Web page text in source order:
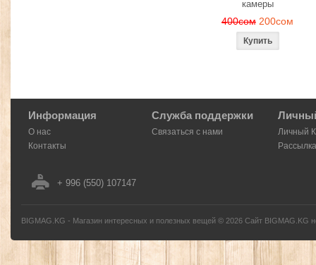
камеры
400сом 200сом
Информация
О нас
Контакты
Служба поддержки
Связаться с нами
Личный
Рассылка
+ 996 (550) 107147
BIGMAG.KG - Магазин интересных и полезных вещей © 2026 Сайт BIGMAG.KG
без письменного разрешения автора - запрещено, и будет преследоваться по